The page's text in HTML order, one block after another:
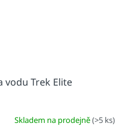
vodu Trek Elite
Skladem na prodejně(>5 ks)